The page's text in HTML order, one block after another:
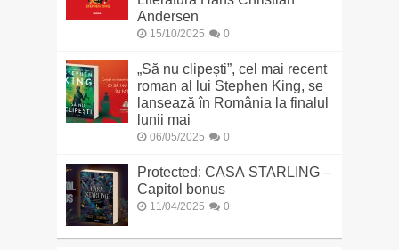
Andersen
15/10/2025 0
„Să nu clipești”, cel mai recent
roman al lui Stephen King, se
lansează în România la finalul
lunii mai
06/05/2025 0
Protected: CASA STARLING –
Capitol bonus
11/04/2025 0